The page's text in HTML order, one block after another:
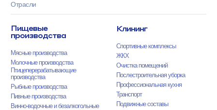
Отрасли
Пищевые
производства
Мясные производства
Молочные производства
Птицеперерабатывающие
производства
Рыбные производства
Пивные производства
Винно-водочные и безалкогольные
Клининг
Спортивные комплексы
ЖКХ
Очистка помещений
Послестроительная уборка
Профессиональная кухня
Транспорт
Подвижные составы